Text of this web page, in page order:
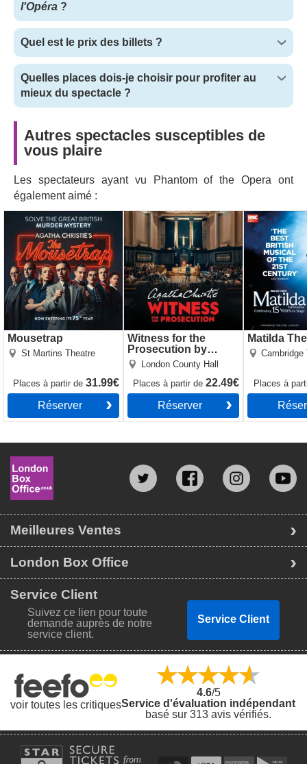
l'Opéra ?
Quel est le prix des billets ?
Quelles places dois-je choisir pour profiter au
mieux du spectacle ?
Autres spectacles susceptibles de
vous plaire
Les spectateurs ayant vu Phantom of the Opera ont
également aimé :
Mousetrap
St Martins Theatre
Placesà partir de31.99€
Réserver
Mousetrap
Witness for the
Prosecution by
Agatha Christie
London County Hall
Placesà partir de22.49€
Réserver
Witness for the
Prosecution by Agatha
Christie
Matilda
Cambridge
Places à
Matilda The
Meilleures Ventes
London Box Office
Service Client
Suivez ce lien pour toute
demande auprès de notre
service client.
Service Client
voir toutes les critiques
4.6/5
Service d'évaluation indépendant
basé sur 313 avis vérifiés.